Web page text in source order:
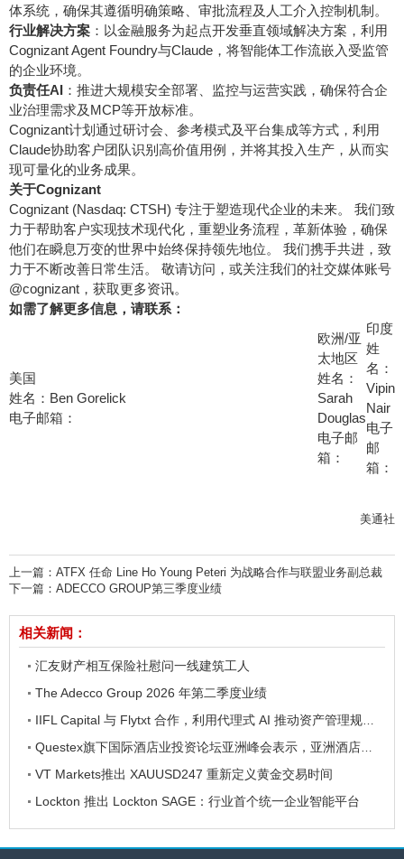
体系统，确保其遵循明确策略、审批流程及人工介入控制机制。
行业解决方案 ：以金融服务为起点开发垂直领域解决方案，利用
Cognizant Agent Foundry与Claude，将智能体工作流嵌入受监管
的企业环境。
负责任AI ：推进大规模安全部署、监控与运营实践，确保符合企
业治理需求及MCP等开放标准。
Cognizant计划通过研讨会、参考模式及平台集成等方式，利用
Claude协助客户团队识别高价值用例，并将其投入生产，从而实
现可量化的业务成果。
关于Cognizant
Cognizant (Nasdaq: CTSH) 专注于塑造现代企业的未来。 我们致
力于帮助客户实现技术现代化，重塑业务流程，革新体验，确保
他们在瞬息万变的世界中始终保持领先地位。 我们携手共进，致
力于不断改善日常生活。 敬请访问 ，或关注我们的社交媒体账号
@cognizant，获取更多资讯。
如需了解更多信息，请联系：
美国
姓名：Ben Gorelick
电子邮箱：
欧洲/亚
太地区
姓名：
Sarah
Douglas
电子邮
箱：
印度
姓
名：
Vipin
Nair
电子
邮
箱：
美通社
上一篇： ATFX 任命 Line Ho Young Peteri 为战略合作与联盟业务副总裁
下一篇： ADECCO GROUP第三季度业绩
相关新闻：
汇友财产相互保险社慰问一线建筑工人
The Adecco Group 2026 年第二季度业绩
IIFL Capital 与 Flytxt 合作，利用代理式 AI 推动资产管理规模的可持续增长
Questex旗下国际酒店业投资论坛亚洲峰会表示，亚洲酒店业有望迎来投资加速期
VT Markets推出 XAUUSD247 重新定义黄金交易时间
Lockton 推出 Lockton SAGE：行业首个统一企业智能平台